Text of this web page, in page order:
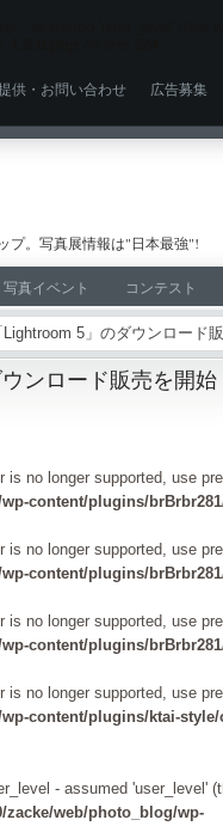
供・お問い合わせ 広告募集
プ。写真展情報は"日本最強"!
写真イベント コンテスト
5」のダウンロード
ンロード販売を開始
is no longer supported, use
content/plugins/
is no longer supported, use
content/plugins/
is no longer supported, use
content/plugins/
is no longer supported, use
content/plugins/ktai-
- assumed 'user_level'
zacke/web/photo_blog/wp-